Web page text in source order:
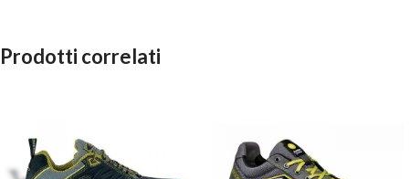
Prodotti correlati